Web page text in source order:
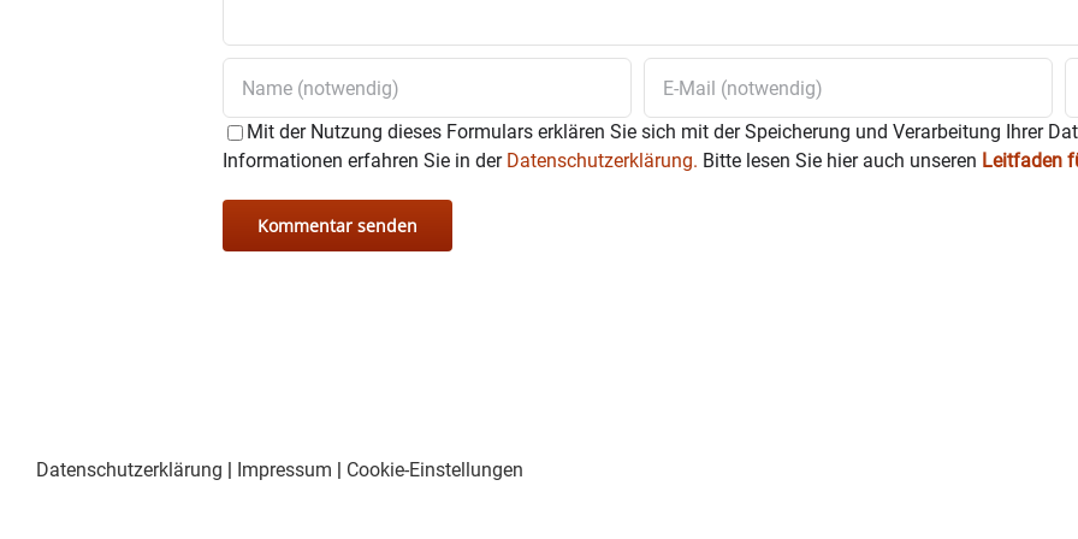
Mit der Nutzung dieses Formulars erklären Sie sich mit der Speicherung und Verarbeitung Ihrer
Informationen erfahren Sie in der Datenschutzerklärung. Bitte lesen Sie hier auch unseren Leitfaden
Datenschutzerklärung | Impressum | Cookie-Einstellungen